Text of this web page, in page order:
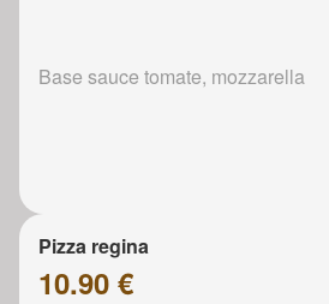
Base sauce tomate, mozzarella
Pizza regina
10.90 €